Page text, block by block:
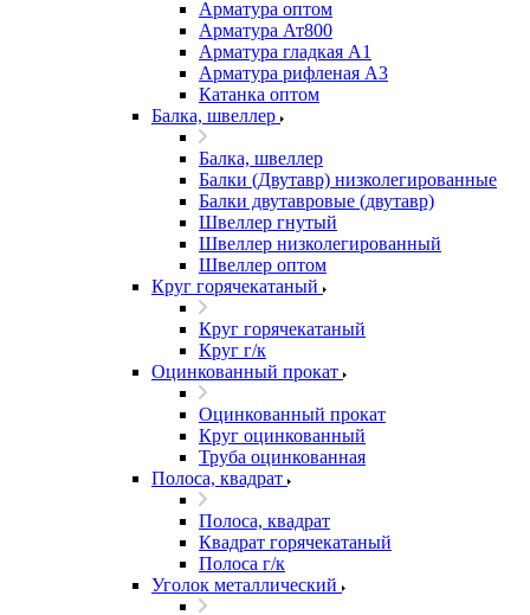
Арматура оптом
Арматура Ат800
Арматура гладкая А1
Арматура рифленая А3
Катанка оптом
Балка, швеллер
Балка, швеллер
Балки (Двутавр) низколегированные
Балки двутавровые (двутавр)
Швеллер гнутый
Швеллер низколегированный
Швеллер оптом
Круг горячекатаный
Круг горячекатаный
Круг г/к
Оцинкованный прокат
Оцинкованный прокат
Круг оцинкованный
Труба оцинкованная
Полоса, квадрат
Полоса, квадрат
Квадрат горячекатаный
Полоса г/к
Уголок металлический